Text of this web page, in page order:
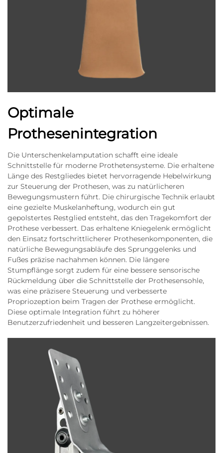
Optimale
Prothesenintegration
Die Unterschenkelamputation schafft eine ideale
Schnittstelle für moderne Prothetensysteme. Die erhaltene
Länge des Restgliedes bietet hervorragende Hebelwirkung
zur Steuerung der Prothesen, was zu natürlicheren
Bewegungsmustern führt. Die chirurgische Technik erlaubt
eine gezielte Muskelanheftung, wodurch ein gut
gepolstertes Restglied entsteht, das den Tragekomfort der
Prothese verbessert. Das erhaltene Kniegelenk ermöglicht
den Einsatz fortschrittlicherer Prothesenkomponenten, die
natürliche Bewegungsabläufe des Sprunggelenks und
Fußes präzise nachahmen können. Die längere
Stumpflänge sorgt zudem für eine bessere sensorische
Rückmeldung über die Schnittstelle der Prothesensohle,
was eine präzisere Steuerung und verbesserte
Propriozeption beim Tragen der Prothese ermöglicht.
Diese optimale Integration führt zu höherer
Benutzerzufriedenheit und besseren Langzeitergebnissen.